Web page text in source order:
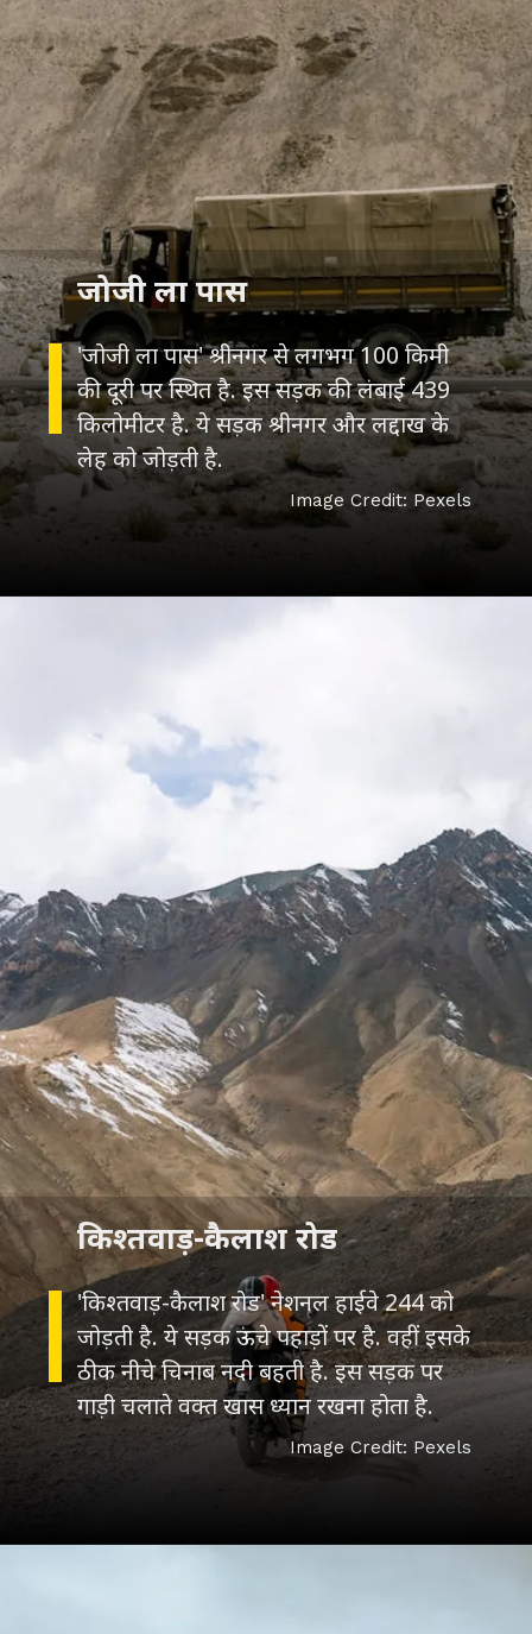
'जोजी ला पास' श्रीनगर से लगभग 100 किमी
की दूरी पर स्थित है. इस सड़क की लंबाई 439
किलोमीटर है. ये सड़क श्रीनगर और लद्दाख के
लेह को जोड़ती है.
जोजी ला पास
Image Credit: Pexels
'किश्तवाड़-कैलाश रोड' नेशनल हाईवे 244 को
जोड़ती है. ये सड़क ऊंचे पहाड़ों पर है. वहीं इसके
ठीक नीचे चिनाब नदी बहती है. इस सड़क पर
गाड़ी चलाते वक्त खास ध्यान रखना होता है.
किश्तवाड़-कैलाश रोड
Image Credit: Pexels